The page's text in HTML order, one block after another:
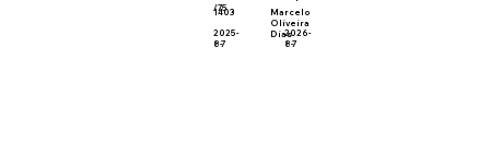
/75
Marcelo
Oliveira
Dias
2025-
8-7
2026-
8-7
1403